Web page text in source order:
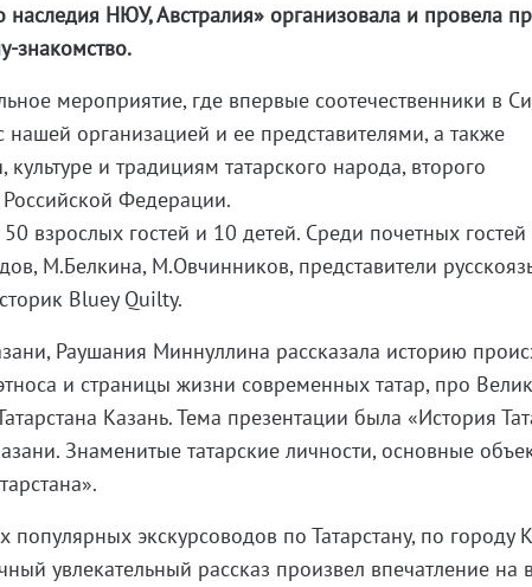
наследия НЮУ, Австралия» организовала и провела
знакомство.
мероприятие, где впервые соотечественники в
нашей организацией и ее представителями, а также
культуре и традициям татарского народа, второго
Федерации.
взрослых гостей и 10 детей. Среди почетных гостей
М.Белкина, М.Овчинников, представители
Bluey Quilty.
Раушания Миннуллина рассказала историю
и страницы жизни современных татар, про
Казань. Тема презентации была «История
Знаменитые татарские личности, основные
экскурсоводов по Татарстану, по городу
увлекательный рассказ произвел впечатление на